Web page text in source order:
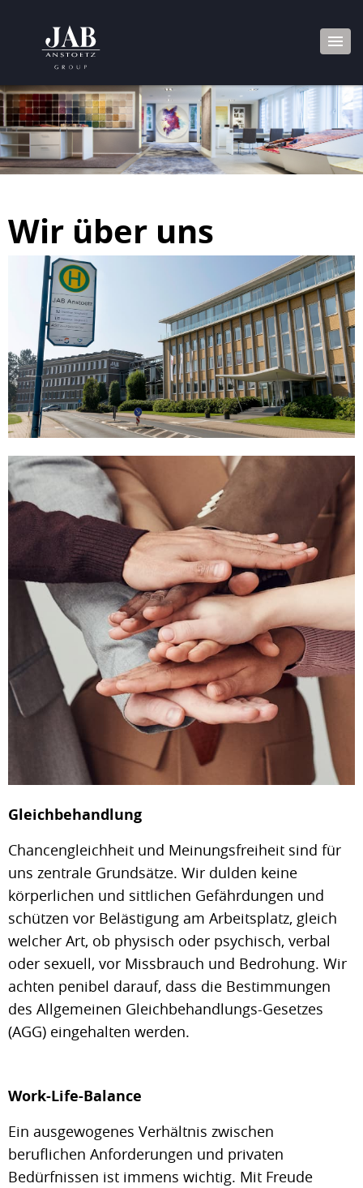
Wir über uns
Gleichbehandlung
Chancengleichheit und Meinungsfreiheit sind für
uns zentrale Grundsätze. Wir dulden keine
körperlichen und sittlichen Gefährdungen und
schützen vor Belästigung am Arbeitsplatz, gleich
welcher Art, ob physisch oder psychisch, verbal
oder sexuell, vor Missbrauch und Bedrohung. Wir
achten penibel darauf, dass die Bestimmungen
des Allgemeinen Gleichbehandlungs-Gesetzes
(AGG) eingehalten werden.
Work-Life-Balance
Ein ausgewogenes Verhältnis zwischen
beruflichen Anforderungen und privaten
Bedürfnissen ist immens wichtig. Mit Freude